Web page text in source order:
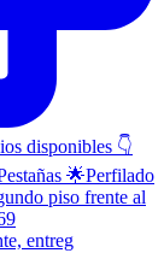
entreg